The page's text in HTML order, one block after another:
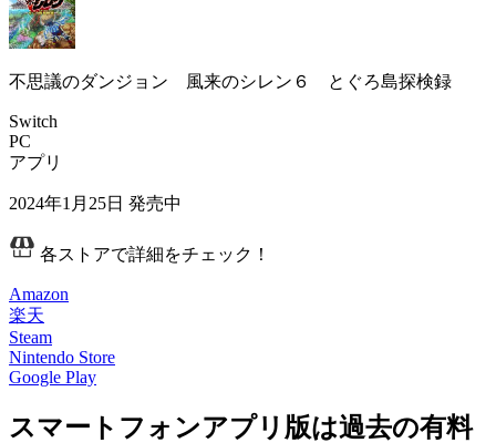
不思議のダンジョン 風来のシレン６ とぐろ島探検録
Switch
PC
アプリ
2024年1月25日 発売中
各ストアで詳細をチェック！
Amazon
楽天
Steam
Nintendo Store
Google Play
スマートフォンアプリ版は過去の有料